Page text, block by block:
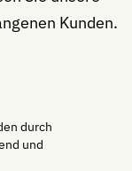
Kunden.
durch
und